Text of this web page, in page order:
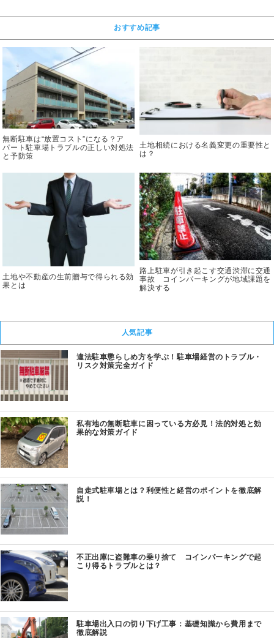
おすすめ記事
無断駐車は“放置コスト”になる？ア
パート駐車場トラブルの正しい対処法
と予防策
土地相続における名義変更の重要性と
は？
土地や不動産の生前贈与で得られる効
果とは
路上駐車が引き起こす交通渋滞に交通
事故 コインパーキングが地域課題を
解決する
人気記事
違法駐車懲らしめ方を学ぶ！駐車場経営のトラブル・
リスク対策完全ガイド
私有地の無断駐車に困っている方必見！法的対処と効
果的な対策ガイド
自走式駐車場とは？利便性と経営のポイントを徹底解
説！
不正出庫に盗難車の乗り捨て コインパーキングで起
こり得るトラブルとは？
駐車場出入口の切り下げ工事：基礎知識から費用まで
徹底解説